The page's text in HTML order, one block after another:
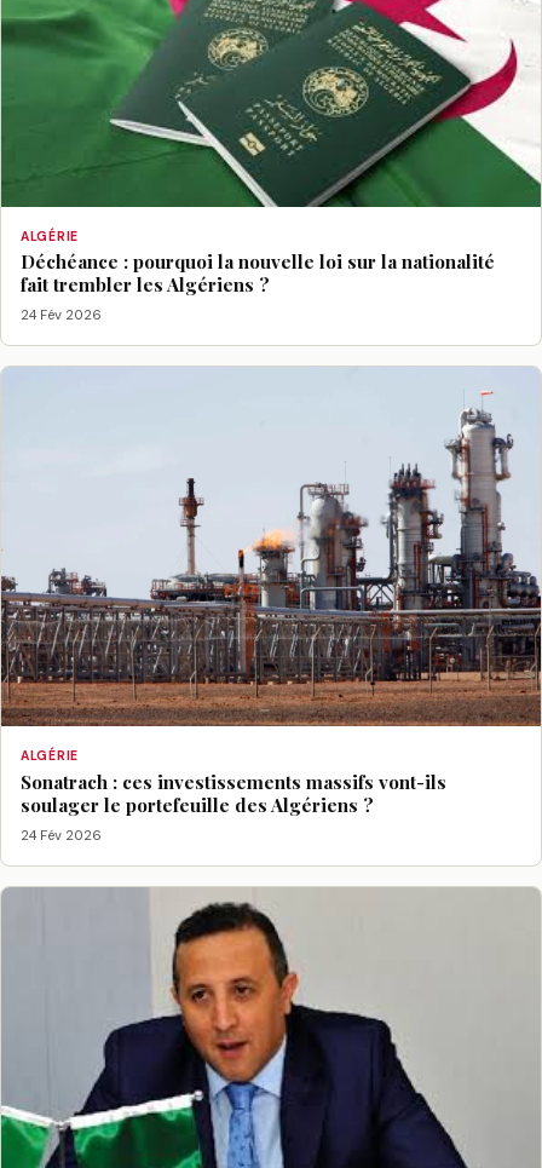
ALGÉRIE
Déchéance : pourquoi la nouvelle loi sur la nationalité
fait trembler les Algériens ?
24 Fév 2026
ALGÉRIE
Sonatrach : ces investissements massifs vont-ils
soulager le portefeuille des Algériens ?
24 Fév 2026